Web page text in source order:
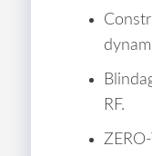
RF.